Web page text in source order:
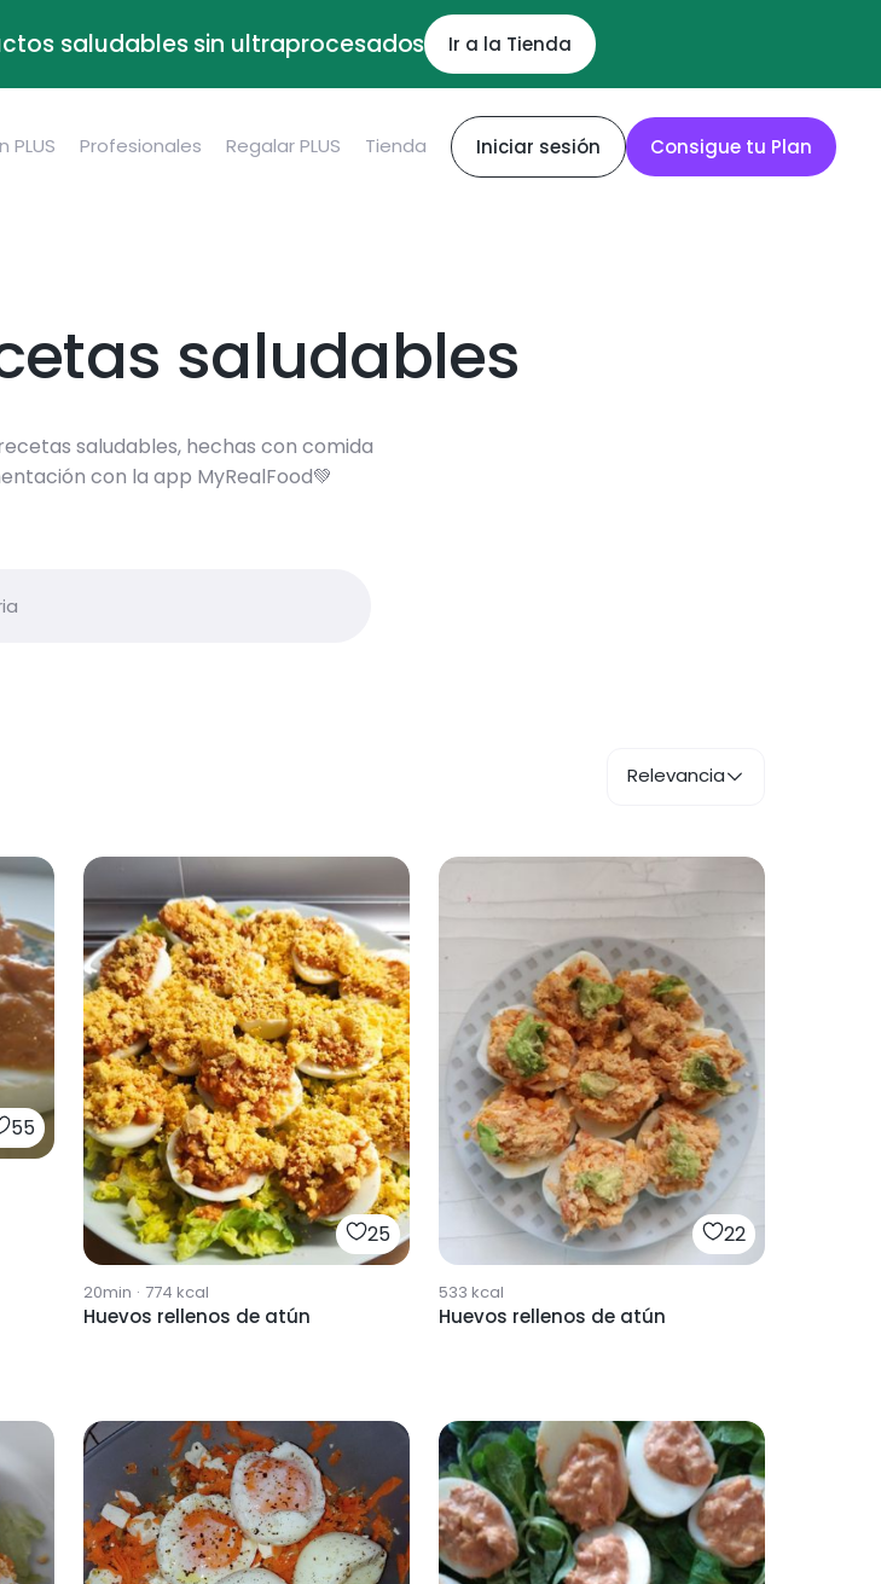
saludables sin ultraprocesados Ir a la Tienda
PLUS Profesionales Regalar PLUS Tienda Iniciar sesión Consigue tu Plan
saludables
saludables, hechas con comida
con la app MyRealFood💚
Relevancia
55
25
20min · 774 kcal
Huevos rellenos de atún
22
533 kcal
Huevos rellenos de atún